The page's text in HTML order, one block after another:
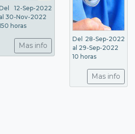
12-Sep-2022
al 30-Nov-2022
horas
Mas info
Del 28-Sep-2022
al 29-Sep-2022
10 horas
Mas info